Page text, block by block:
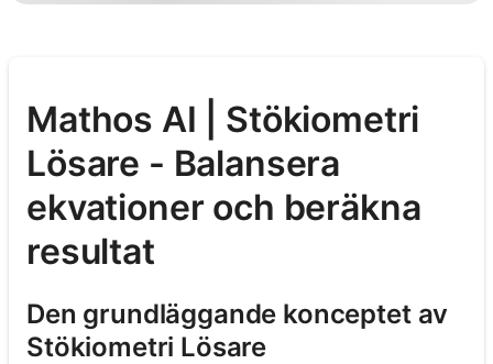
Mathos AI | Stökiometri
Lösare - Balansera
ekvationer och beräkna
resultat
Den grundläggande konceptet av
Stökiometri Lösare